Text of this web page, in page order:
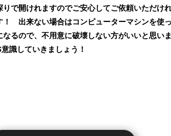
で開けれますのでご安心してご依頼いただけ
！ 出来ない場合はコンピューターマシンを
るので、不用意に破壊しない方がいいと思い
識していきましょう！